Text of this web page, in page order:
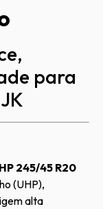
para
245/45 R20
(UHP),
alta